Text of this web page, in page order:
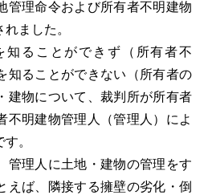
管理命令および所有者不明建物
ました。
知ることができず（所有者不
知ることができない（所有者の
建物について、裁判所が所有者
不明建物管理人（管理人）によ
。
管理人に土地・建物の管理をす
えば、隣接する擁壁の劣化・倒